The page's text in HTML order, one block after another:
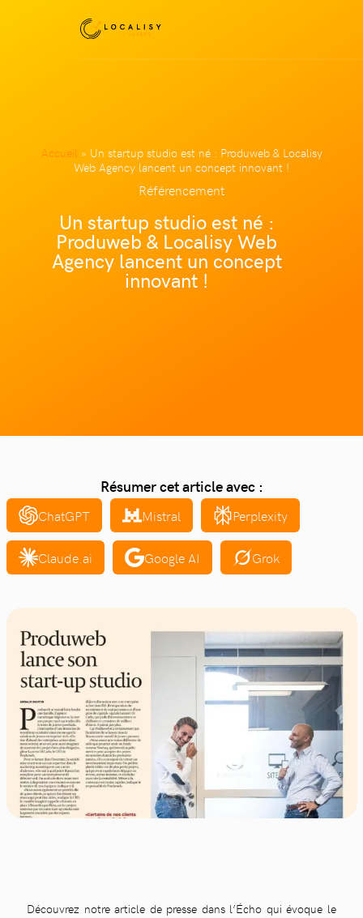
Accueil » Un startup studio est né : Produweb & Localisy
Web Agency lancent un concept innovant !
Référencement
Un startup studio est né :
Produweb & Localisy Web
Agency lancent un concept
innovant !
Résumer cet article avec :
ChatGPT Mistral Perplexity
Claude.ai Google AI Grok
Découvrez notre article de presse dans l’Écho qui évoque le